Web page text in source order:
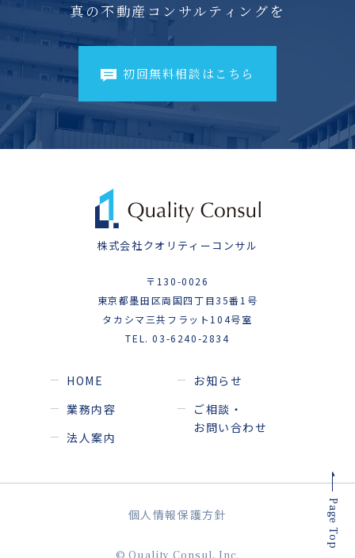
真の不動産コンサルティングを
初回無料相談はこちら
株式会社クオリティーコンサル
〒130-0026
東京都墨田区両国四丁目35番1号
タカシマ三共フラット104号室
TEL. 03-6240-2834
HOME
お知らせ
業務内容
ご相談・
お問い合わせ
法人案内
個人情報保護方針 Page Top